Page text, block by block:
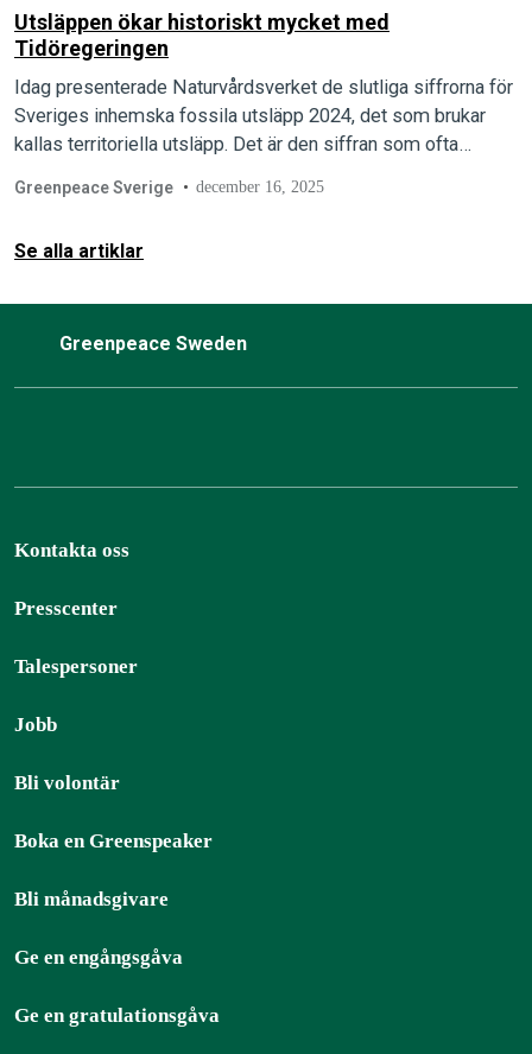
Utsläppen ökar historiskt mycket med
Tidöregeringen
Idag presenterade Naturvårdsverket de slutliga siffrorna för
Sveriges inhemska fossila utsläpp 2024, det som brukar
kallas territoriella utsläpp. Det är den siffran som ofta
Greenpeace Sverige december 16, 2025
Se alla artiklar
Greenpeace Sweden
Kontakta oss
Presscenter
Talespersoner
Jobb
Bli volontär
Boka en Greenspeaker
Bli månadsgivare
Ge en engångsgåva
Ge en gratulationsgåva